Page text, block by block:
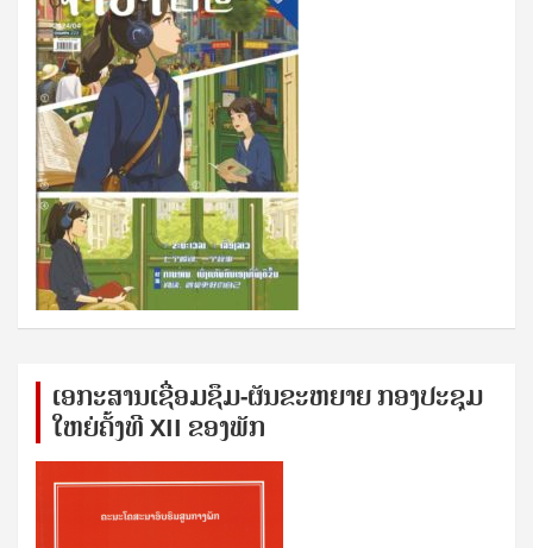
ເອກ​ະ​ສານ​ເຊ​ື່ອມ​ຊ​ຶມ-ຜັນ​ຂະ​ຫ​ຍາຍ ກອງ​ປະ​ຊຸມ​
ໃຫຍ່​ຄັ້ງ​ທີ XII ຂອງ​ພັກ